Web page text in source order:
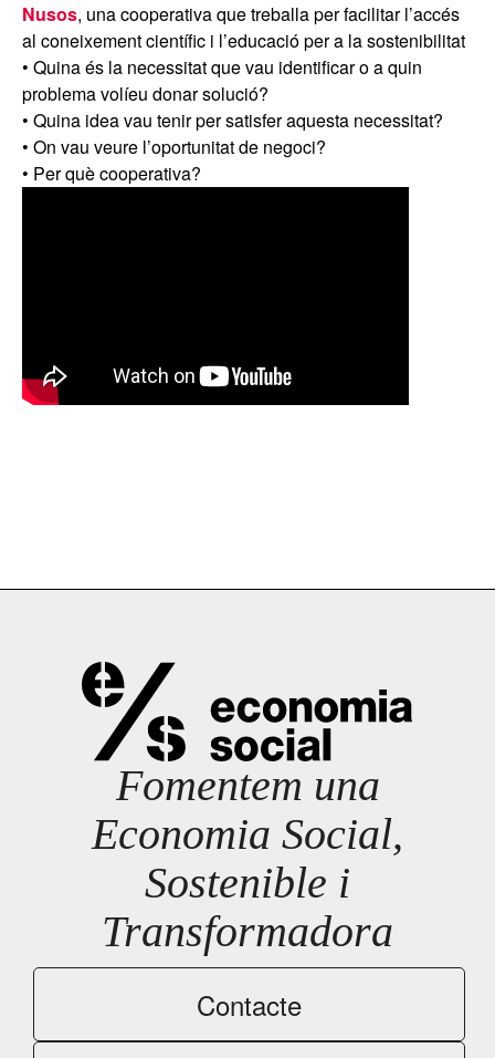
Nusos, una cooperativa que treballa per facilitar l’accés
al coneixement científic i l’educació per a la sostenibilitat
• Quina és la necessitat que vau identificar o a quin
problema volíeu donar solució?
• Quina idea vau tenir per satisfer aquesta necessitat?
• On vau veure l’oportunitat de negoci?
• Per què cooperativa?
Fomentem una
Economia Social,
Sostenible i
Transformadora
Contacte